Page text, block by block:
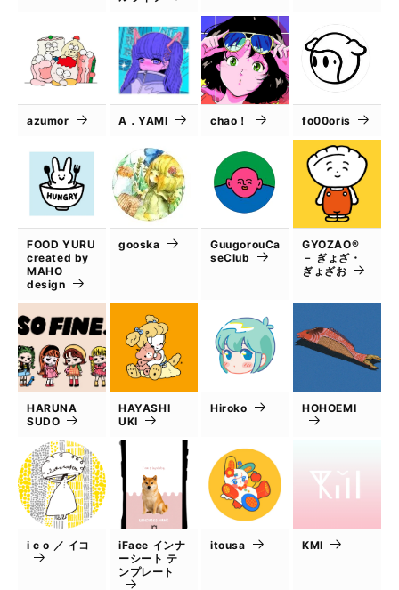
azumor A．YAMI chao！ fo00oris
FOOD YURU
created by
MAHO
design
gooska
GuugorouCa
seClub
GYOZAO®
－ ぎょざ・
ぎょざお
HARUNA
SUDO
HAYASHI
UKI
Hiroko HOHOEMI
i c o ／ イコ
iFace インナ
ーシート テ
ンプレート
itousa KMI